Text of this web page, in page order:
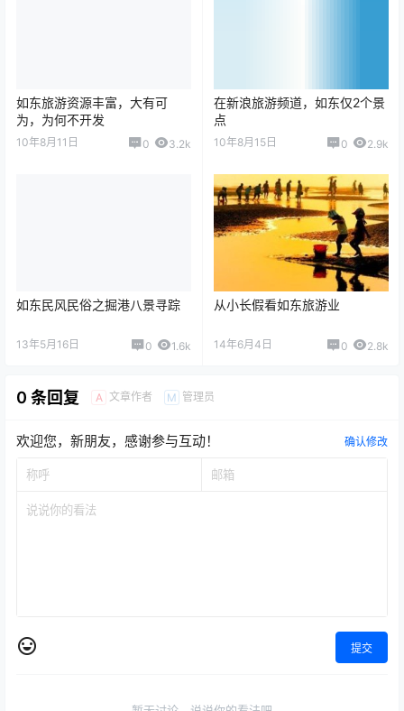
如东旅游资源丰富，大有可
为，为何不开发
10年8月11日 0 3.2k
在新浪旅游频道，如东仅2个景
点
10年8月15日 0 2.9k
如东民风民俗之掘港八景寻踪
13年5月16日 0 1.6k
从小长假看如东旅游业
14年6月4日 0 2.8k
0 条回复 A 文章作者 M 管理员
欢迎您，新朋友，感谢参与互动！ 确认修改
提交